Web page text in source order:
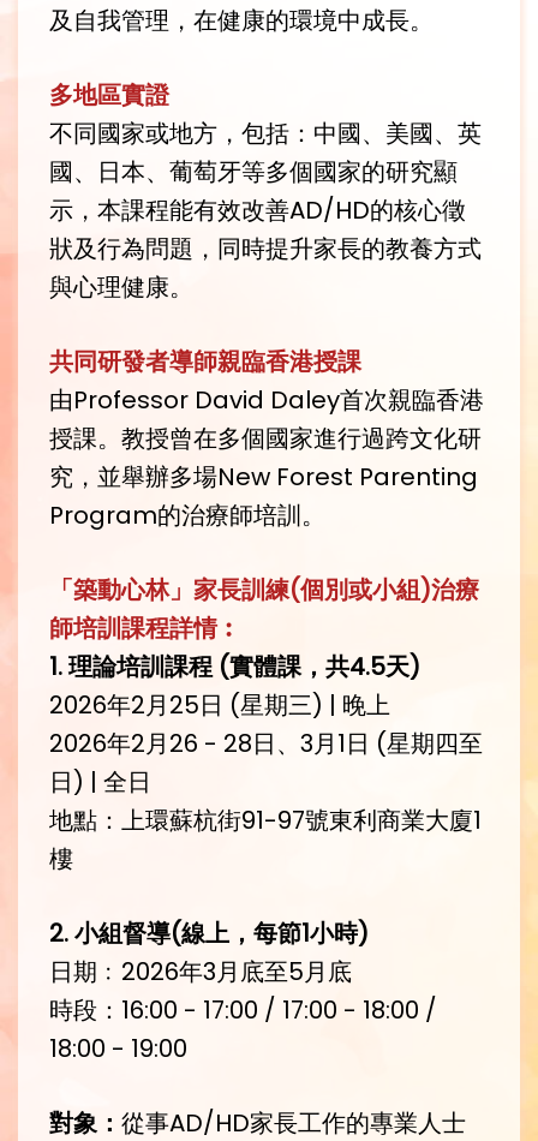
及自我管理，在健康的環境中成長。
多地區實證
不同國家或地方，包括：中國、美國、英
國、日本、葡萄牙等多個國家的研究顯
示，本課程能有效改善AD/HD的核心徵
狀及行為問題，同時提升家長的教養方式
與心理健康。
共同研發者導師親臨香港授課
由Professor David Daley首次親臨香港
授課。教授曾在多個國家進行過跨文化研
究，並舉辦多場New Forest Parenting
Program的治療師培訓。
「築動心林」家長訓練(個別或小組)治療
師培訓課程詳情︰
1.理論培訓課程 (實體課，共4.5天)
2026年2月25日 (星期三) | 晚上
2026年2月26 - 28日、3月1日 (星期四至
日) | 全日
地點：上環蘇杭街91-97號東利商業大廈1
樓
2.小組督導(線上，每節1小時)
日期﹕2026年3月底至5月底
時段：16:00 - 17:00 / 17:00 - 18:00 /
18:00 - 19:00
對象： 從事AD/HD家長工作的專業人士